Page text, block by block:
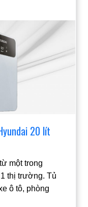
20 lít
một trong
thị trường. Tủ
ô tô, phòng